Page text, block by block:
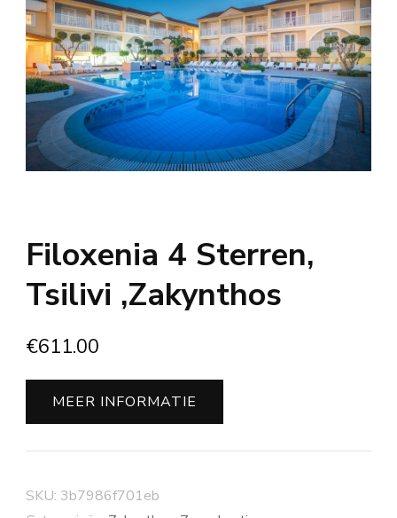
Filoxenia 4 Sterren,
Tsilivi ,Zakynthos
€611.00
MEER INFORMATIE
SKU: 3b7986f701eb